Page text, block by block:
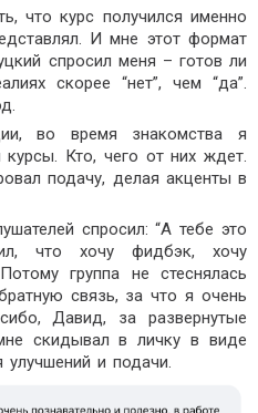
что курс получился именно
И мне этот формат
спросил меня – готов ли
скорее “нет”, чем “да”.
во время знакомства я
Кто, чего от них ждет.
подачу, делая акценты в
спросил: “А тебе это
что хочу фидбэк, хочу
группа не стеснялась
связь, за что я очень
Давид, за развернутые
скидывал в личку в виде
и подачи.